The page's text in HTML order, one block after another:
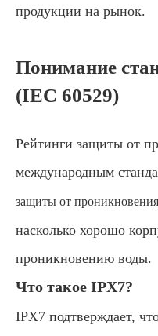
продукции на рынок.
Понимание
(IEC 60529)
Рейтинги защиты от
международным
защиты от проникновения
насколько хорошо
проникновению воды.
Что такое IPX7?
IPX7 подтверждает,